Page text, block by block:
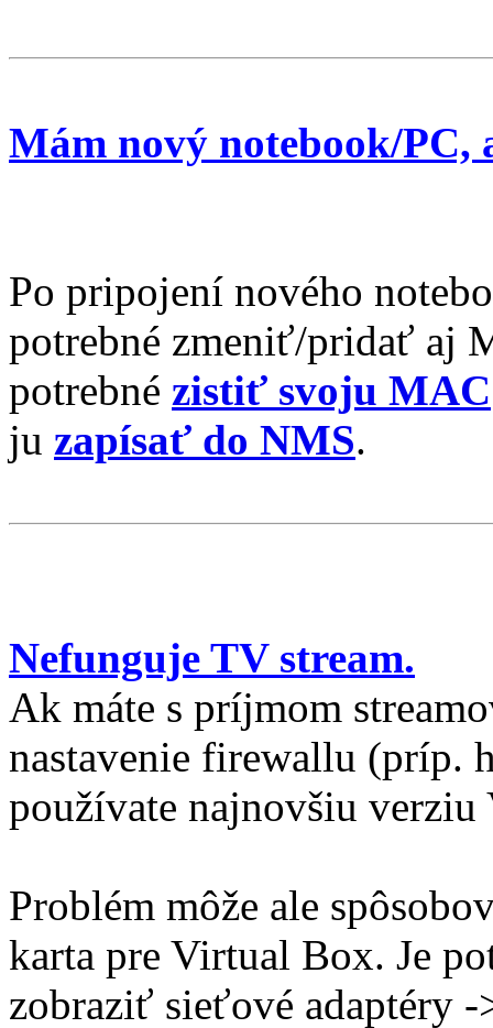
Mám nový notebook/PC,
Po pripojení nového
potrebné zmeniť/pridať aj
potrebné zistiť svoju MAC
ju zapísať do NMS.
Nefunguje TV stream.
Ak máte s príjmom
nastavenie firewallu (príp.
používate najnovšiu
Problém môže ale
karta pre Virtual Box. Je
zobraziť sieťové adaptéry